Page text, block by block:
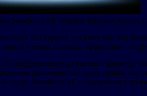
Steadicom SE Wireless Intercom System
без ущерба для качества, эта
членам команды эффективно
поддерживает до восьми гарнитур,
динамической перестройки
среде. Steadicom SE поддерживает